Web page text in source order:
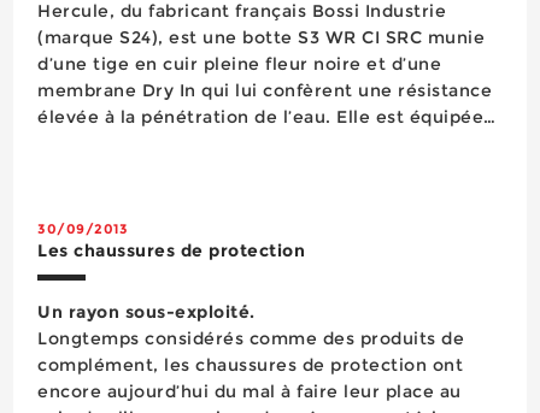
Hercule, du fabricant français Bossi Industrie
(marque S24), est une botte S3 WR CI SRC munie
d’une tige en cuir pleine fleur noire et d’une
membrane Dry In qui lui confèrent une résistance
élevée à la pénétration de l’eau. Elle est équipée
30/09/2013
Les chaussures de protection
Un rayon sous-exploité.
Longtemps considérés comme des produits de
complément, les chaussures de protection ont
encore aujourd’hui du mal à faire leur place au